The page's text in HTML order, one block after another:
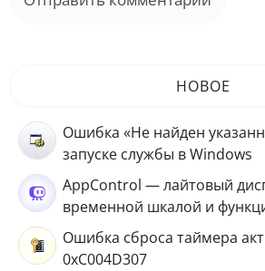
НОВОЕ
Ошибка «Не найден
запуске службы в Windows
AppControl — лайтовый
временной шкалой и
Ошибка сброса таймера
0xC004D307